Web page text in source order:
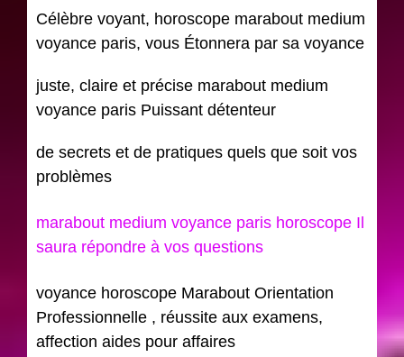
Célèbre voyant, horoscope marabout medium
voyance paris, vous Étonnera par sa voyance
juste, claire et précise marabout medium
voyance paris Puissant détenteur
de secrets et de pratiques quels que soit vos
problèmes
marabout medium voyance paris horoscope Il
saura répondre à vos questions
voyance horoscope Marabout Orientation
Professionnelle , réussite aux examens,
affection aides pour affaires